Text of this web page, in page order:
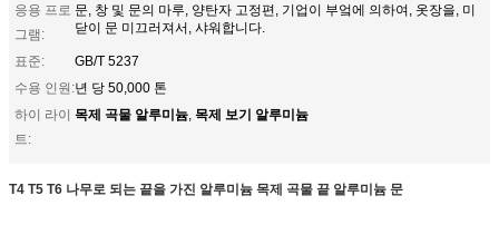
응용 프로
그램:
문, 창 및 문의 마루, 양탄자 고정편, 기업이 부엌에 의하여, 옷장을, 미
닫이 문 미끄러져서, 샤워합니다.
표준:
GB/T 5237
수용 인원:년 당 50,000 톤
하이 라이
트:
목제 곡물 알루미늄, 목제 보기 알루미늄
T4 T5 T6 나무로 되는 끝을 가진 알루미늄 목제 곡물 끝 알루미늄 문